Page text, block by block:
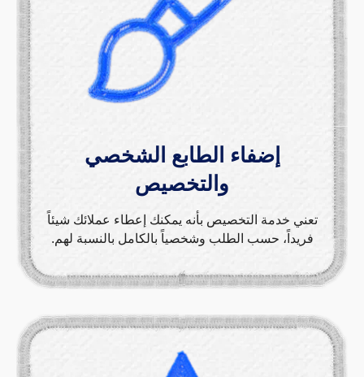
إضفاء الطابع الشخصي
والتخصيص
تعني خدمة التخصيص بأنه يمكنك إعطاء عملائك شيئاً
فريداً، حسب الطلب وشخصياً بالكامل بالنسبة لهم.